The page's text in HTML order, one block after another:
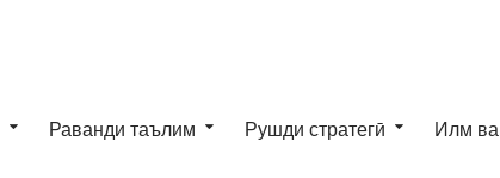
Раванди таълим Рушди стратегӣ Илм ва